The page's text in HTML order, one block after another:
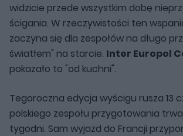
widzicie przede wszystkim dobę
ścigania. W rzeczywistości ten
zaczyna się dla zespołów na długo
światłem" na starcie. Inter Europol
pokazało to "od kuchni".
Tegoroczna edycja wyścigu rusza 13
polskiego zespołu przygotowania
tygodni. Sam wyjazd do Francji